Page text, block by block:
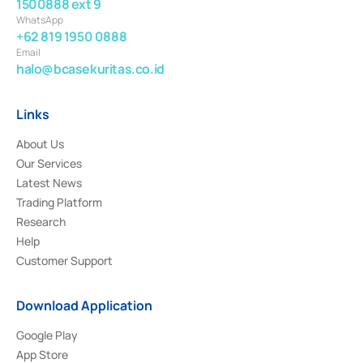
1500888 ext 9
WhatsApp
+62 819 1950 0888
Email
halo@bcasekuritas.co.id
Links
About Us
Our Services
Latest News
Trading Platform
Research
Help
Customer Support
Download Application
Google Play
App Store